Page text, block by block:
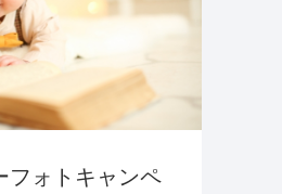
フォトキャンペ